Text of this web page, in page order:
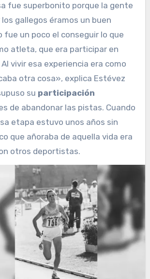
fue superbonito porque la gente
gallegos éramos un buen
fue un poco el conseguir lo que
atleta, que era participar en
vivir esa experiencia era como
otra cosa», explica Estévez
su participación
de abandonar las pistas. Cuando
etapa estuvo unos años sin
que añoraba de aquella vida era
otros deportistas.